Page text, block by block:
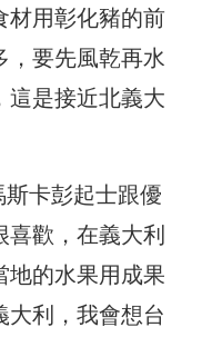
材用彰化豬的前
，要先風乾再水
這是接近北義大
卡彭起士跟優
歡，在義大利
地的水果用成果
大利，我會想台